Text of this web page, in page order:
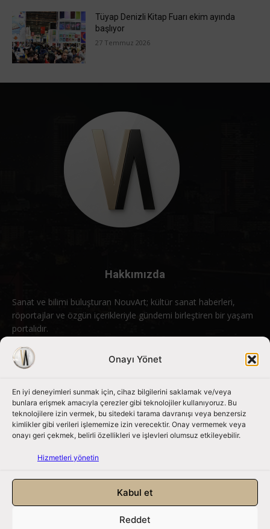
Onayı Yönet
En iyi deneyimleri sunmak için, cihaz bilgilerini saklamak ve/veya
bunlara erişmek amacıyla çerezler gibi teknolojiler kullanıyoruz. Bu
teknolojilere izin vermek, bu sitedeki tarama davranışı veya benzersiz
kimlikler gibi verileri işlememize izin verecektir. Onay vermemek veya
onayı geri çekmek, belirli özellikleri ve işlevleri olumsuz etkileyebilir.
Hizmetleri yönetin
Kabul et
Reddet
Tüyap Denizli Kitap Fuarı ekim ayında
başlıyor
27 Temmuz 2026
Hakkımızda
Sanat ve bilimi buluşturan NouvArt; kültür sanat haberleri,
röportajlar ve özgün içerikleriyle gündemi birleştiren bir yaşam
portalıdır.
Bizimle iletişime geçin: info@nouvart.net
Bizi Takip Edin